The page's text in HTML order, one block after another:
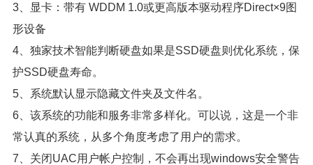
3、显卡：带有 WDDM 1.0或更高版本驱动程序Direct×9图
形设备
4、独家技术智能判断硬盘如果是SSD硬盘则优化系统，保
护SSD硬盘寿命。
5、系统默认显示隐藏文件夹及文件名。
6、该系统的功能和服务非常多样化。可以说，这是一个非
常认真的系统，从多个角度考虑了用户的需求。
7、关闭UAC用户帐户控制，不会再出现windows安全警告